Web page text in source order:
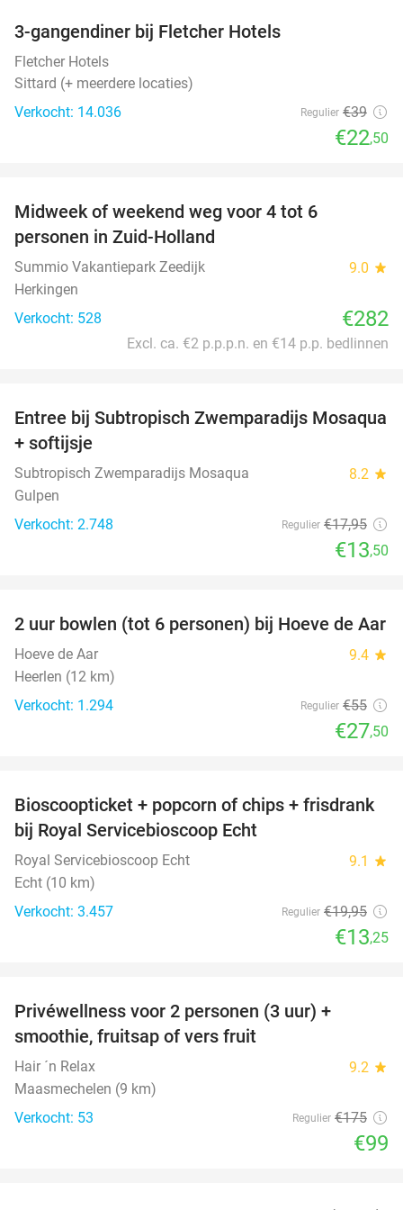
3-gangendiner bij Fletcher Hotels
Fletcher Hotels
Sittard (+ meerdere locaties)
Verkocht: 14.036
Regulier €39
€22,50
Midweek of weekend weg voor 4 tot 6
personen in Zuid-Holland
Summio Vakantiepark Zeedijk 9.0 star
Herkingen
Verkocht: 528
€282
Excl. ca. €2 p.p.p.n. en €14 p.p. bedlinnen
25%
Entree bij Subtropisch Zwemparadijs Mosaqua
+ softijsje
Subtropisch Zwemparadijs Mosaqua 8.2 star
Gulpen
Verkocht: 2.748
Regulier €17,95
€13,50
50%
2 uur bowlen (tot 6 personen) bij Hoeve de Aar
Hoeve de Aar 9.4 star
Heerlen (12 km)
Verkocht: 1.294
Regulier €55
€27,50
34%
Bioscoopticket + popcorn of chips + frisdrank
bij Royal Servicebioscoop Echt
Royal Servicebioscoop Echt 9.1 star
Echt (10 km)
Verkocht: 3.457
Regulier €19,95
€13,25
Privéwellness voor 2 personen (3 uur) +
smoothie, fruitsap of vers fruit
Hair ´n Relax 9.2 star
Maasmechelen (9 km)
Verkocht: 53
Regulier €175
€99